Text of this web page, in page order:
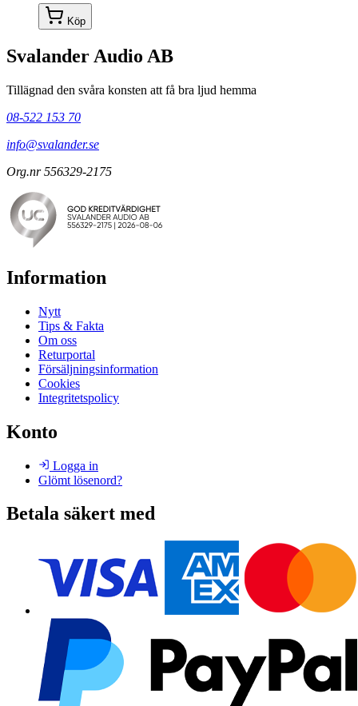
Köp
Svalander Audio AB
Tillägnad den svåra konsten att få bra ljud hemma
08-522 153 70
info@svalander.se
Org.nr 556329-2175
Information
Nytt
Tips & Fakta
Om oss
Returportal
Försäljningsinformation
Cookies
Integritetspolicy
Konto
Logga in
Glömt lösenord?
Betala säkert med